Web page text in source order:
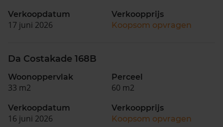
Verkoopdatum
17 juni 2026
Verkoopprijs
Koopsom opvragen
Da Costakade 168B
Woonoppervlak
33 m2
Perceel
60 m2
Verkoopdatum
16 juni 2026
Verkoopprijs
Koopsom opvragen